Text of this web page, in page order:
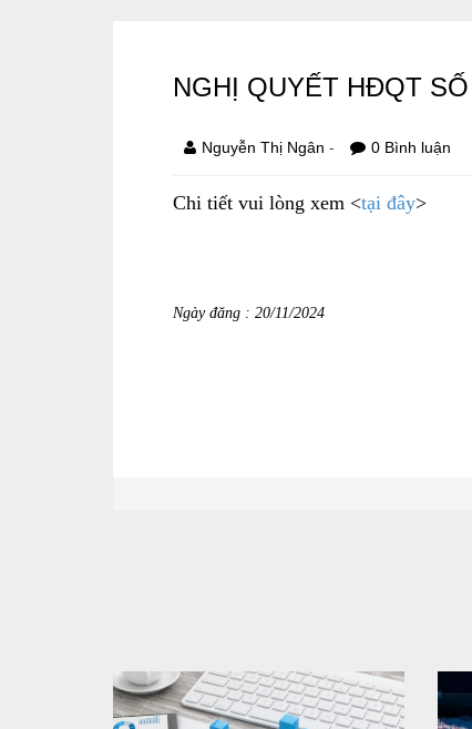
NGHỊ QUYẾT HĐQT
Nguyễn Thị Ngân - 0 Bình luận
Chi tiết vui lòng xem <tại đây>
Ngày đăng : 20/11/2024